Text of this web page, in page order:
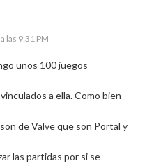
las 9:31 PM
unos 100 juegos
a ella. Como bien
de Valve que son Portal y
las partidas por si se